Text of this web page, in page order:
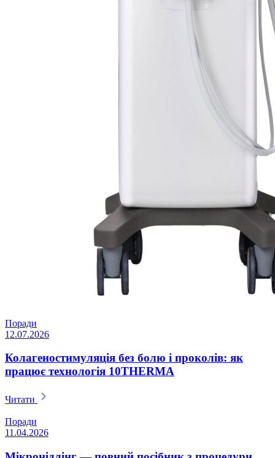
Поради
12.07.2026
Колагеностимуляція без болю і проколів: як
працює технологія 10THERMA
Читати
Поради
11.04.2026